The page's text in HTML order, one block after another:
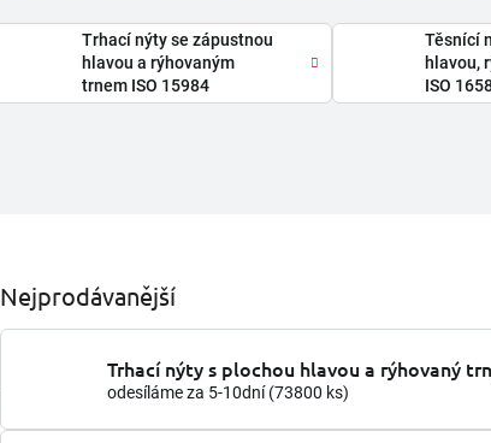
Trhací nýty se zápustnou
hlavou a rýhovaným
trnem ISO 15984
Těsnící
hlavou,
ISO
Nejprodávanější
Trhací nýty s plochou hlavou a rýhovaný
odesíláme za 5-10dní(73800 ks)